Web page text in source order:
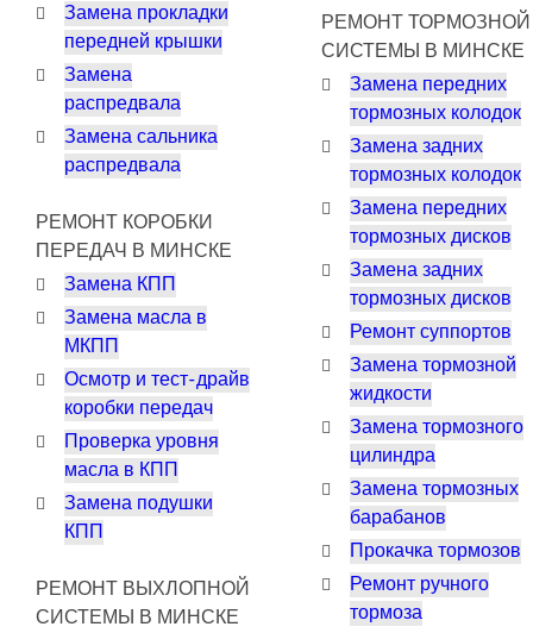
Замена прокладки
передней крышки
Замена
распредвала
Замена сальника
распредвала
РЕМОНТ КОРОБКИ
ПЕРЕДАЧ В МИНСКЕ
Замена КПП
Замена масла в
МКПП
Осмотр и тест-драйв
коробки передач
Проверка уровня
масла в КПП
Замена подушки
КПП
РЕМОНТ ВЫХЛОПНОЙ
СИСТЕМЫ В МИНСКЕ
РЕМОНТ ТОРМОЗНОЙ
СИСТЕМЫ В МИНСКЕ
Замена передних
тормозных колодок
Замена задних
тормозных колодок
Замена передних
тормозных дисков
Замена задних
тормозных дисков
Ремонт суппортов
Замена тормозной
жидкости
Замена тормозного
цилиндра
Замена тормозных
барабанов
Прокачка тормозов
Ремонт ручного
тормоза